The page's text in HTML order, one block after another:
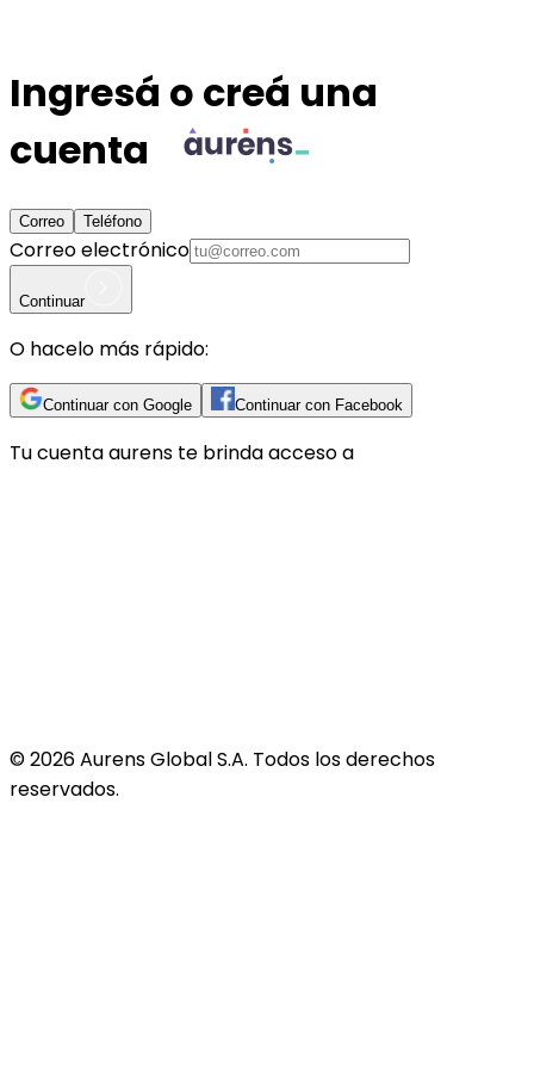
Ingresá o creá una
cuenta
Correo Teléfono
Correo electrónico
Continuar
O hacelo más rápido:
Continuar con Google Continuar con Facebook
Tu cuentaaurens te brinda acceso a
©2026Aurens Global S.A. Todos los derechos
reservados.